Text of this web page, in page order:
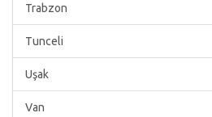
Trabzon
Tunceli
Uşak
Van